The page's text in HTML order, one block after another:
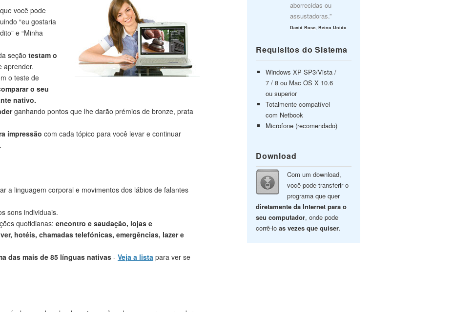
que você pode
“eu gostaria
e “Minha
seção testam o
aprender.
o teste de
o seu
nativo.
ganhando pontos que lhe darão prémios de bronze, prata
impressão com cada tópico para você levar e continuar
a linguagem corporal e movimentos dos lábios de falantes
sons individuais.
quotidianas: encontro e saudação, lojas e
hotéis, chamadas telefónicas, emergências, lazer e
das mais de 85 línguas nativas - Veja a lista para ver se
aborrecidas ou
assustadoras.”
David Rose, Reino Unido
Requisitos do Sistema
Windows XP SP3/Vista /
7 / 8 ou Mac OS X 10.6
ou superior
Totalmente compatível
com Netbook
Microfone (recomendado)
Download
Com um download,
você pode transferir o
programa que quer
diretamente da Internet para o
seu computador, onde pode
corrê-lo as vezes que quiser.